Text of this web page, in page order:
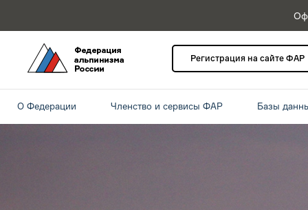
Регистрация на сайте ФАР
О Федерации Членство и сервисы ФАР Базы